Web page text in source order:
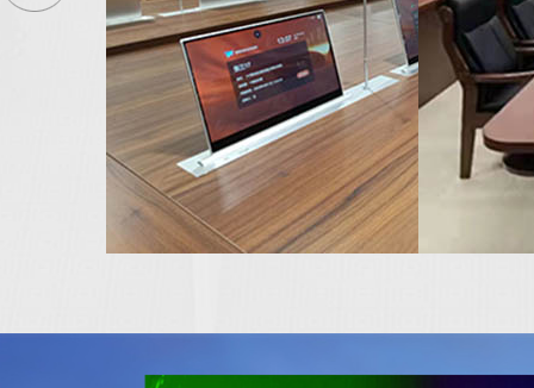
无纸化会议 翻转